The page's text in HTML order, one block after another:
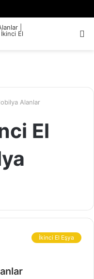
Alanlar
El
İkinci El Eşya